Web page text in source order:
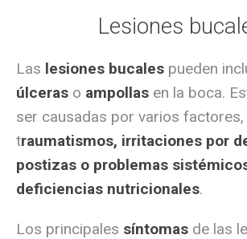
Lesiones
Las lesiones bucales pueden
úlceras o ampollas en la boca.
ser causadas por varios factores,
traumatismos, irritaciones por
postizas o problemas
deficiencias nutricionales.
Los principales síntomas de las